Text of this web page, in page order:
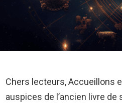
Chers lecteurs, Accueillons
auspices de l’ancien livre de